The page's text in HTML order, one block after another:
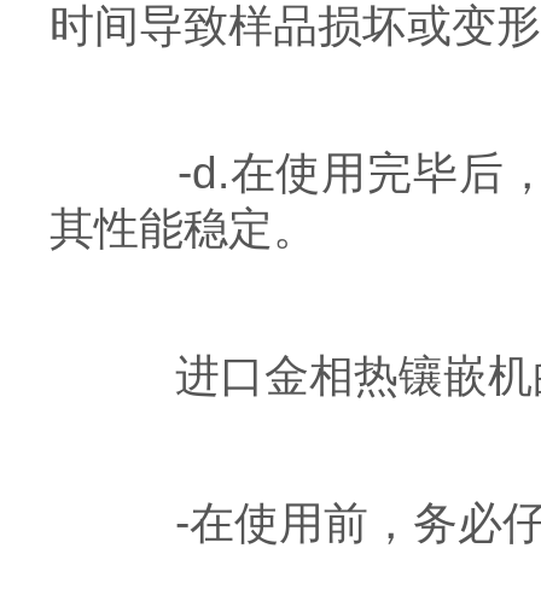
时间导致样品损坏或变
-d.在使用完毕后，
其性能稳定。
进口金相热镶嵌机
-在使用前，务必仔